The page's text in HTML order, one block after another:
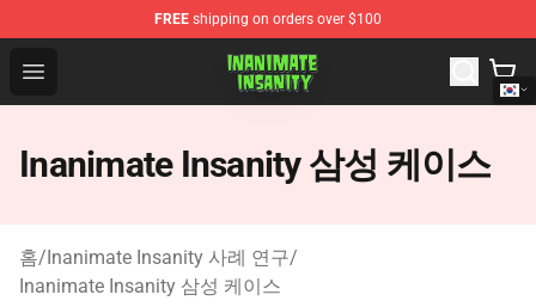
FREE shipping on orders over $100
Open menu
Inanimate Insanity Store - Official Inanimate Insanity
Inanimate Insanity 삼성 케이스
홈/Inanimate Insanity 사례 연구/
Inanimate Insanity 삼성 케이스